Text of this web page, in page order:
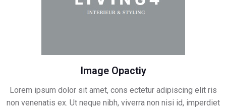
Image Opactiy
Lorem ipsum dolor sit amet, cons ectetur adipiscing elit ris
non venenatis ex. Ut neque nibh, viverra non nisi id, imperdiet